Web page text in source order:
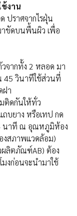
งาน
ปราศจากไรฝุ่น
าขัดบนพื้นผิว เพื่อ
จากทั้ง 2 หลอด มา
45 วินาทีใช้ส่วนที่
ฝา
ติดกันให้ทั่ว
บยาง หรือเทป กด
นาที ณ อุณหภูมิห้อง
งสภาพแวดล้อม)
ลิตภัณฑ์AB) ต้อง
งก่อนจะนำมาใช้